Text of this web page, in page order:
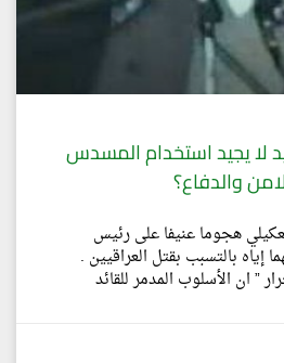
لا يجيد استخدام المسدس
والدفاع؟
هجوما عنيفا على رئيس
إياه بالتسبب بقتل العراقيين .
” ان الأسلوب المدمر للقائد